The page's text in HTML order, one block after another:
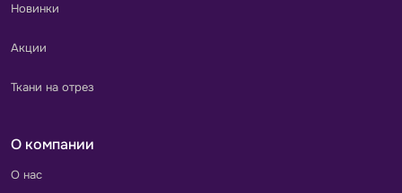
Новинки
Акции
Ткани на отрез
О компании
О нас